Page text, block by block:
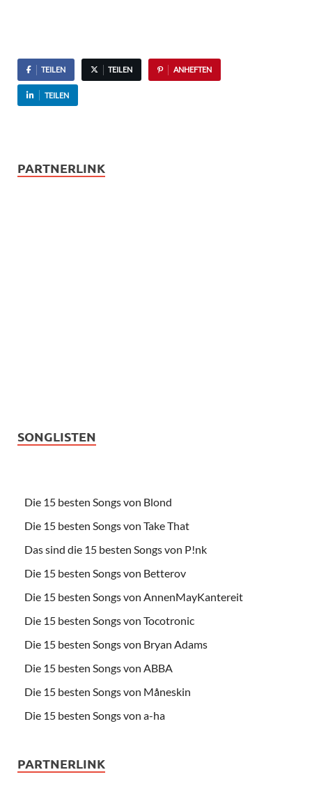
TEILEN TEILEN ANHEFTEN
TEILEN
PARTNERLINK
SONGLISTEN
Die 15 besten Songs von Blond
Die 15 besten Songs von Take That
Das sind die 15 besten Songs von P!nk
Die 15 besten Songs von Betterov
Die 15 besten Songs von AnnenMayKantereit
Die 15 besten Songs von Tocotronic
Die 15 besten Songs von Bryan Adams
Die 15 besten Songs von ABBA
Die 15 besten Songs von Måneskin
Die 15 besten Songs von a-ha
PARTNERLINK